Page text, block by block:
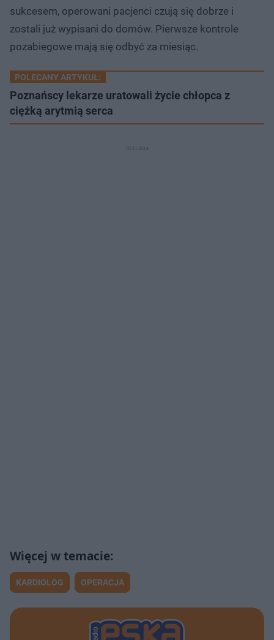
sukcesem, operowani pacjenci czują się dobrze i
zostali już wypisani do domów. Pierwsze kontrole
pozabiegowe mają się odbyć za miesiąc.
POLECANY ARTYKUŁ:
Poznańscy lekarze uratowali życie chłopca z
ciężką arytmią serca
KARDIOLOG OPERACJA